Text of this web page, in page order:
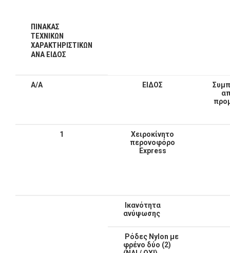
ΠΙΝΑΚΑΣ
ΤΕΧΝΙΚΩΝ
ΧΑΡΑΚΤΗΡΙΣΤΙΚΩΝ
ΑΝΑ ΕΙΔΟΣ
Α/Α ΕΙΔΟΣ
1
Χειροκίνητο
περονοφόρο
Express
Ικανότητα
ανύψωσης
Ρόδες Nylon με
φρένο δύο (2)